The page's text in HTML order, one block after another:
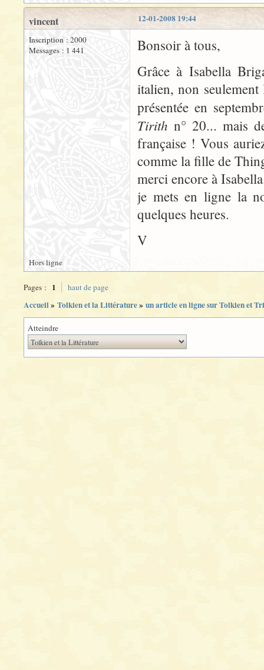
12-01-2008 19:44
vincent
Inscription : 2000
Messages : 1 441
Bonsoir à tous,
Grâce à Isabella
italien, non
présentée en
Tirith n° 20... mais
française ! Vous
comme la fille de
merci encore à
je mets en ligne la
quelques heures.
V
Hors ligne
Pages : 1 haut de page
Accueil» Tolkien et la Littérature» un article en ligne sur Tolkien et
Atteindre